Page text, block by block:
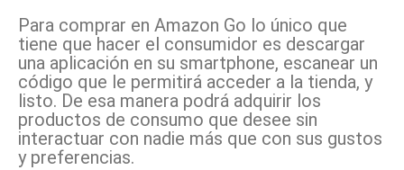
Para comprar en Amazon Go lo único que
tiene que hacer el consumidor es descargar
una aplicación en su smartphone, escanear un
código que le permitirá acceder a la tienda, y
listo. De esa manera podrá adquirir los
productos de consumo que desee sin
interactuar con nadie más que con sus gustos
y preferencias.